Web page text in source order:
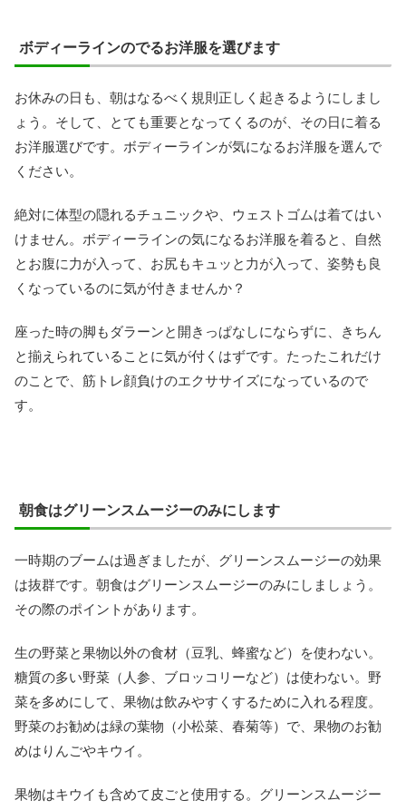
ボディーラインのでるお洋服を選びます
お休みの日も、朝はなるべく規則正しく起きるようにしまし
ょう。そして、とても重要となってくるのが、その日に着る
お洋服選びです。ボディーラインが気になるお洋服を選んで
ください。
絶対に体型の隠れるチュニックや、ウェストゴムは着てはい
けません。ボディーラインの気になるお洋服を着ると、自然
とお腹に力が入って、お尻もキュッと力が入って、姿勢も良
くなっているのに気が付きませんか？
座った時の脚もダラーンと開きっぱなしにならずに、きちん
と揃えられていることに気が付くはずです。たったこれだけ
のことで、筋トレ顔負けのエクササイズになっているので
す。
朝食はグリーンスムージーのみにします
一時期のブームは過ぎましたが、グリーンスムージーの効果
は抜群です。朝食はグリーンスムージーのみにしましょう。
その際のポイントがあります。
生の野菜と果物以外の食材（豆乳、蜂蜜など）を使わない。
糖質の多い野菜（人参、ブロッコリーなど）は使わない。野
菜を多めにして、果物は飲みやすくするために入れる程度。
野菜のお勧めは緑の葉物（小松菜、春菊等）で、果物のお勧
めはりんごやキウイ。
果物はキウイも含めて皮ごと使用する。グリーンスムージー